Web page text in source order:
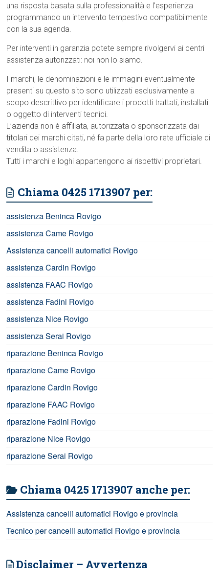
una risposta basata sulla professionalità e l’esperienza
programmando un intervento tempestivo compatibilmente
con la sua agenda.
Per interventi in garanzia potete sempre rivolgervi ai centri
assistenza autorizzati: noi non lo siamo.
I marchi, le denominazioni e le immagini eventualmente
presenti su questo sito sono utilizzati esclusivamente a
scopo descrittivo per identificare i prodotti trattati, installati
o oggetto di interventi tecnici.
L’azienda non è affiliata, autorizzata o sponsorizzata dai
titolari dei marchi citati, né fa parte della loro rete ufficiale di
vendita o assistenza.
Tutti i marchi e loghi appartengono ai rispettivi proprietari.
Chiama 0425 1713907 per:
assistenza Beninca Rovigo
assistenza Came Rovigo
Assistenza cancelli automatici Rovigo
assistenza Cardin Rovigo
assistenza FAAC Rovigo
assistenza Fadini Rovigo
assistenza Nice Rovigo
assistenza Serai Rovigo
riparazione Beninca Rovigo
riparazione Came Rovigo
riparazione Cardin Rovigo
riparazione FAAC Rovigo
riparazione Fadini Rovigo
riparazione Nice Rovigo
riparazione Serai Rovigo
Chiama 0425 1713907 anche per:
Assistenza cancelli automatici Rovigo e provincia
Tecnico per cancelli automatici Rovigo e provincia
Disclaimer – Avvertenza